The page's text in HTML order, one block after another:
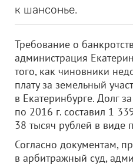
к шансонье.
Требование о
администрация
того, как чиновники
плату за земельный
в Екатеринбурге. Долг
по 2016 г. составил 1
38 тысяч рублей в виде
Согласно документам,
в арбитражный суд,